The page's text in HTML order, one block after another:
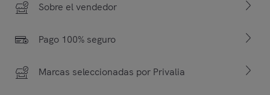
Sobre el vendedor
Pago 100% seguro
Marcas seleccionadas por Privalia